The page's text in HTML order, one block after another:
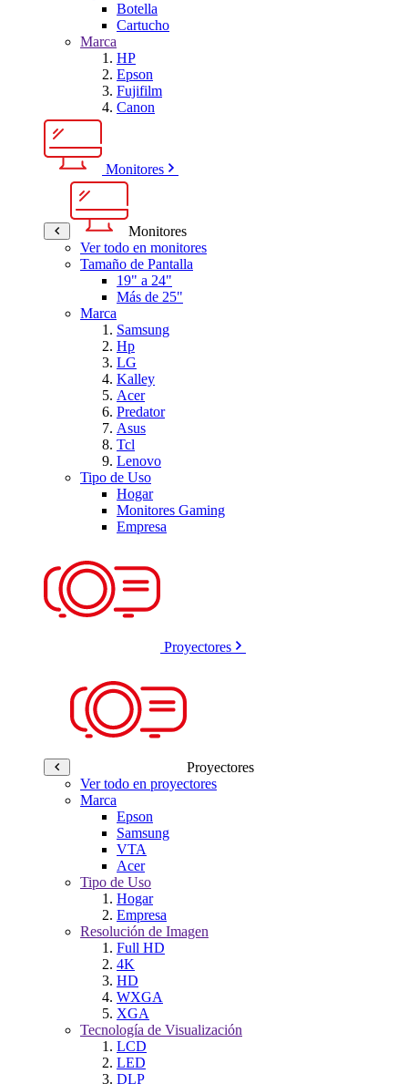
Botella
Cartucho
Marca
HP
Epson
Fujifilm
Canon
Monitores
Monitores
Ver todo en monitores
Tamaño de Pantalla
19" a 24"
Más de 25"
Marca
Samsung
Hp
LG
Kalley
Acer
Predator
Asus
Tcl
Lenovo
Tipo de Uso
Hogar
Monitores Gaming
Empresa
Proyectores
Proyectores
Ver todo en proyectores
Marca
Epson
Samsung
VTA
Acer
Tipo de Uso
Hogar
Empresa
Resolución de Imagen
Full HD
4K
HD
WXGA
XGA
Tecnología de Visualización
LCD
LED
DLP